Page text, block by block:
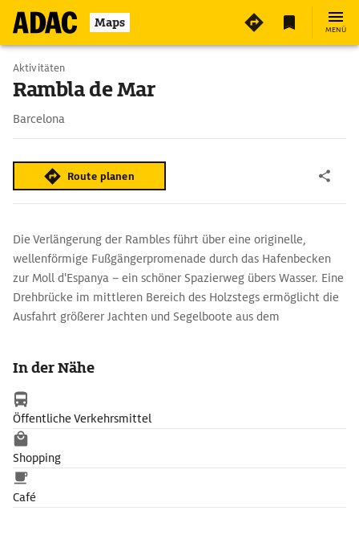
Maps MENÜ
Aktivitäten
Rambla de Mar
Barcelona
Route planen
Die Verlängerung der Rambles führt über eine originelle,
wellenförmige Fußgängerpromenade durch das Hafenbecken
zur Moll d'Espanya – ein schöner Spazierweg übers Wasser. Eine
Drehbrücke im mittleren Bereich des Holzstegs ermöglicht die
Ausfahrt größerer Jachten und Segelboote aus dem
In der Nähe
Öffentliche Verkehrsmittel
Shopping
Café